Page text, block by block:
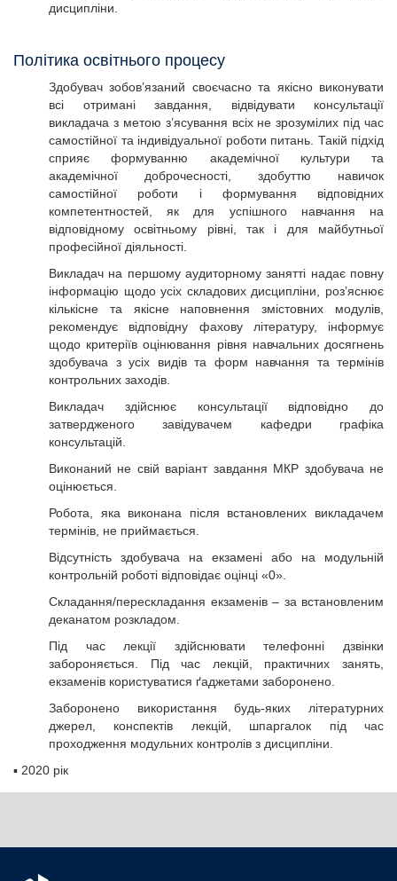
дисципліни.
Політика освітнього процесу
Здобувач зобов’язаний своєчасно та якісно виконувати
всі отримані завдання, відвідувати консультації
викладача з метою з’ясування всіх не зрозумілих під час
самостійної та індивідуальної роботи питань. Такій підхід
сприяє формуванню академічної культури та
академічної доброчесності, здобуттю навичок
самостійної роботи і формування відповідних
компетентностей, як для успішного навчання на
відповідному освітньому рівні, так і для майбутньої
професійної діяльності.
Викладач на першому аудиторному занятті надає повну
інформацію щодо усіх складових дисципліни, роз’яснює
кількісне та якісне наповнення змістовних модулів,
рекомендує відповідну фахову літературу, інформує
щодо критеріїв оцінювання рівня навчальних досягнень
здобувача з усіх видів та форм навчання та термінів
контрольних заходів.
Викладач здійснює консультації відповідно до
затвердженого завідувачем кафедри графіка
консультацій.
Виконаний не свій варіант завдання МКР здобувача не
оцінюється.
Робота, яка виконана після встановлених викладачем
термінів, не приймається.
Відсутність здобувача на екзамені або на модульній
контрольній роботі відповідає оцінці «0».
Складання/перескладання екзаменів – за встановленим
деканатом розкладом.
Під час лекції здійснювати телефонні дзвінки
забороняється. Під час лекцій, практичних занять,
екзаменів користуватися ґаджетами заборонено.
Заборонено використання будь-яких літературних
джерел, конспектів лекцій, шпаргалок під час
проходження модульних контролів з дисципліни.
▪ 2020 рік